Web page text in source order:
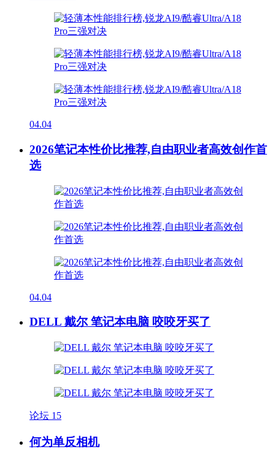
04.04
2026笔记本性价比推荐,自由职业者高效创作首
选
04.04
DELL 戴尔 笔记本电脑 咬咬牙买了
论坛 15
何为单反相机